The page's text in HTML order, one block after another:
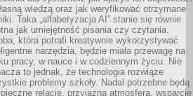
wiedzą oraz jak weryfikować otrzymane
Taka „alfabetyzacja AI” stanie się równie
jak umiejętność pisania czy czytania.
która potrafi kreatywnie wykorzystywać
narzędzia, będzie miała przewagę na
pracy, w nauce i w codziennym życiu. Nie
to jednak, że technologia rozwiąże
problemy szkoły. Nadal potrzebne będą
relacje, przyjazna atmosfera, wsparcie